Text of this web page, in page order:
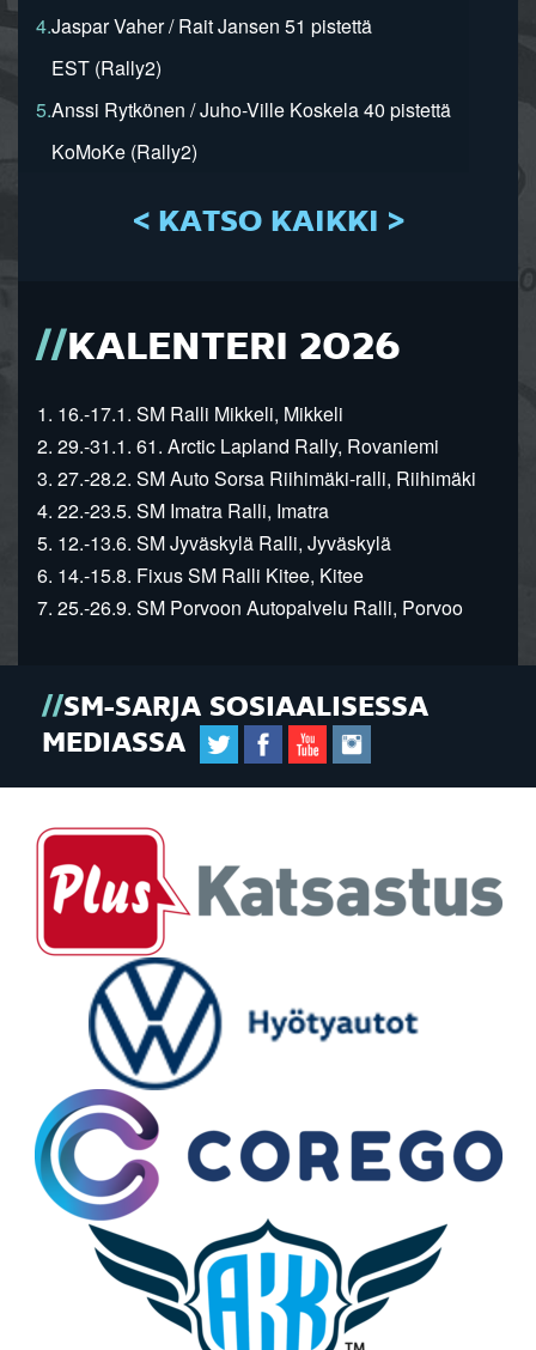
4.Jaspar Vaher / Rait Jansen 51 pistettä
EST (Rally2)
5.Anssi Rytkönen / Juho-Ville Koskela 40 pistettä
KoMoKe (Rally2)
< KATSO KAIKKI >
KALENTERI 2026
1. 16.-17.1. SM Ralli Mikkeli, Mikkeli
2. 29.-31.1. 61. Arctic Lapland Rally, Rovaniemi
3. 27.-28.2. SM Auto Sorsa Riihimäki-ralli, Riihimäki
4. 22.-23.5. SM Imatra Ralli, Imatra
5. 12.-13.6. SM Jyväskylä Ralli, Jyväskylä
6. 14.-15.8. Fixus SM Ralli Kitee, Kitee
7. 25.-26.9. SM Porvoon Autopalvelu Ralli, Porvoo
SM-SARJA SOSIAALISESSA
MEDIASSA